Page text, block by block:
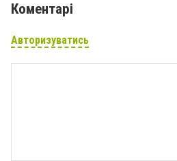
Коментарі
Авторизуватись